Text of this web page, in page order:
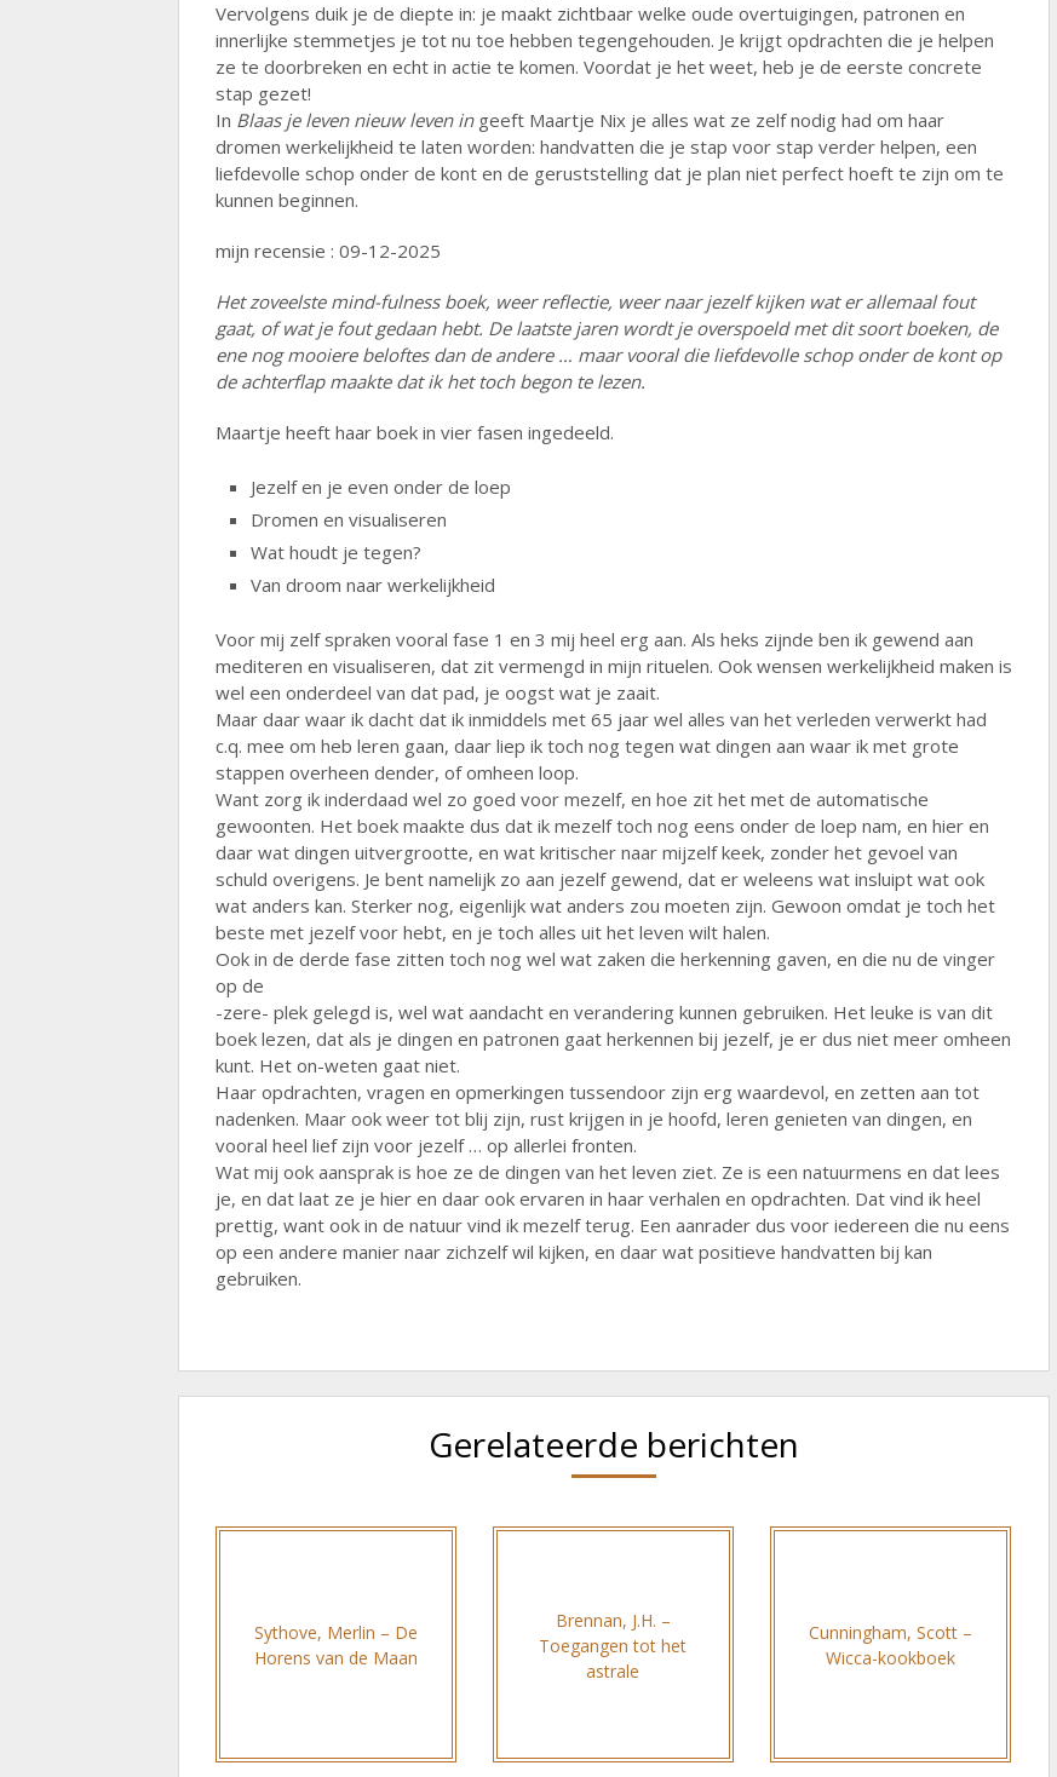
Vervolgens duik je de diepte in: je maakt zichtbaar welke oude overtuigingen, patronen en
innerlijke stemmetjes je tot nu toe hebben tegengehouden. Je krijgt opdrachten die je helpen
ze te doorbreken en echt in actie te komen. Voordat je het weet, heb je de eerste concrete
stap gezet!
In Blaas je leven nieuw leven in geeft Maartje Nix je alles wat ze zelf nodig had om haar
dromen werkelijkheid te laten worden: handvatten die je stap voor stap verder helpen, een
liefdevolle schop onder de kont en de geruststelling dat je plan niet perfect hoeft te zijn om te
kunnen beginnen.
mijn recensie : 09-12-2025
Het zoveelste mind-fulness boek, weer reflectie, weer naar jezelf kijken wat er allemaal fout
gaat, of wat je fout gedaan hebt. De laatste jaren wordt je overspoeld met dit soort boeken, de
ene nog mooiere beloftes dan de andere … maar vooral die liefdevolle schop onder de kont op
de achterflap maakte dat ik het toch begon te lezen.
Maartje heeft haar boek in vier fasen ingedeeld.
Jezelf en je even onder de loep
Dromen en visualiseren
Wat houdt je tegen?
Van droom naar werkelijkheid
Voor mij zelf spraken vooral fase 1 en 3 mij heel erg aan. Als heks zijnde ben ik gewend aan
mediteren en visualiseren, dat zit vermengd in mijn rituelen. Ook wensen werkelijkheid maken is
wel een onderdeel van dat pad, je oogst wat je zaait.
Maar daar waar ik dacht dat ik inmiddels met 65 jaar wel alles van het verleden verwerkt had
c.q. mee om heb leren gaan, daar liep ik toch nog tegen wat dingen aan waar ik met grote
stappen overheen dender, of omheen loop.
Want zorg ik inderdaad wel zo goed voor mezelf, en hoe zit het met de automatische
gewoonten. Het boek maakte dus dat ik mezelf toch nog eens onder de loep nam, en hier en
daar wat dingen uitvergrootte, en wat kritischer naar mijzelf keek, zonder het gevoel van
schuld overigens. Je bent namelijk zo aan jezelf gewend, dat er weleens wat insluipt wat ook
wat anders kan. Sterker nog, eigenlijk wat anders zou moeten zijn. Gewoon omdat je toch het
beste met jezelf voor hebt, en je toch alles uit het leven wilt halen.
Ook in de derde fase zitten toch nog wel wat zaken die herkenning gaven, en die nu de vinger
op de
-zere- plek gelegd is, wel wat aandacht en verandering kunnen gebruiken. Het leuke is van dit
boek lezen, dat als je dingen en patronen gaat herkennen bij jezelf, je er dus niet meer omheen
kunt. Het on-weten gaat niet.
Haar opdrachten, vragen en opmerkingen tussendoor zijn erg waardevol, en zetten aan tot
nadenken. Maar ook weer tot blij zijn, rust krijgen in je hoofd, leren genieten van dingen, en
vooral heel lief zijn voor jezelf … op allerlei fronten.
Wat mij ook aansprak is hoe ze de dingen van het leven ziet. Ze is een natuurmens en dat lees
je, en dat laat ze je hier en daar ook ervaren in haar verhalen en opdrachten. Dat vind ik heel
prettig, want ook in de natuur vind ik mezelf terug. Een aanrader dus voor iedereen die nu eens
op een andere manier naar zichzelf wil kijken, en daar wat positieve handvatten bij kan
gebruiken.
Gerelateerde berichten
Sythove, Merlin – De
Horens van de Maan
Brennan, J.H. –
Toegangen tot het
astrale
Cunningham, Scott –
Wicca-kookboek